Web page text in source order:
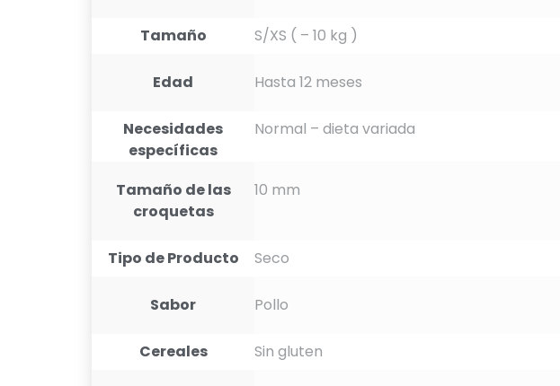
Tamaño S/XS ( – 10 kg )
Edad Hasta 12 meses
Necesidades
específicas
Normal – dieta variada
Tamaño de las
croquetas
10 mm
Tipo de Producto Seco
Sabor Pollo
Cereales Sin gluten